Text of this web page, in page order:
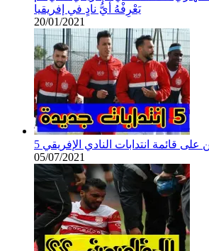
يَعْرِفْهُ أيُّ نادٍ في إفريقيا
20/01/2021
على قائمة انتدابات النادي الإفريقي
05/07/2021